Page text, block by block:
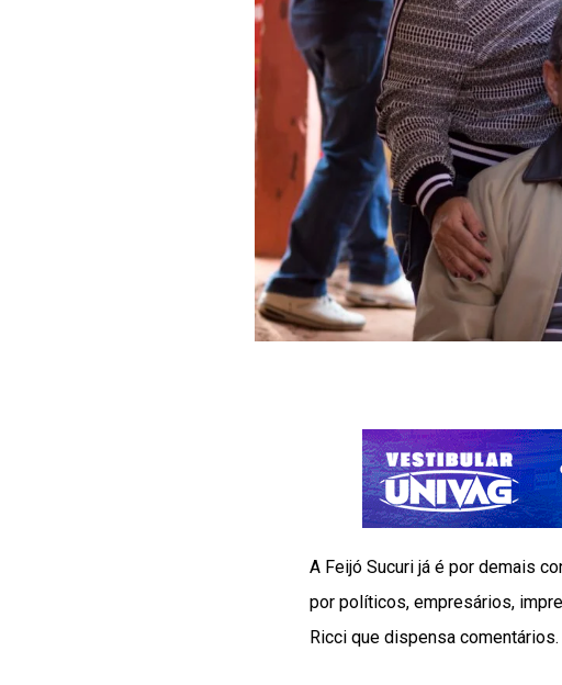
A Feijó Sucuri já é por demais
por políticos, empresários,
Ricci que dispensa